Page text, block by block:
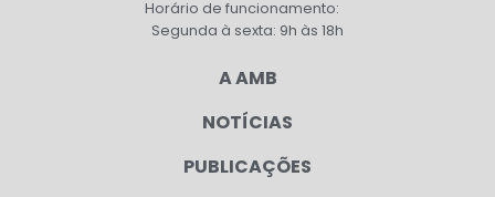
Horário de funcionamento:
Segunda à sexta: 9h às 18h
A AMB
NOTÍCIAS
PUBLICAÇÕES